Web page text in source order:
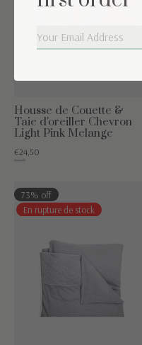
Housse de Couette &
Taie d'oreiller Chevron
Light Pink Melange
€24,50
€55,00
73% off
En rupture de stock